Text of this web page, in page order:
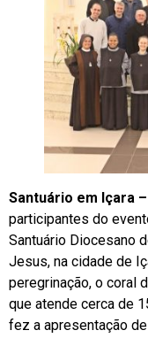
Santuário em Içara –
participantes do
Santuário Diocesano
Jesus, na cidade de
peregrinação, o coral
que atende cerca de
fez a apresentação